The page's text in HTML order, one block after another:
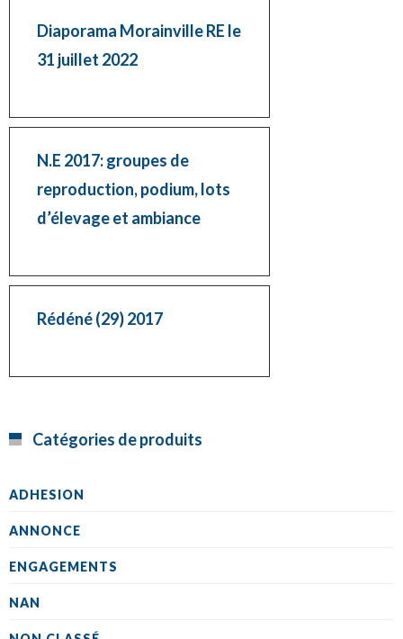
Diaporama Morainville RE le
31 juillet 2022
N.E 2017: groupes de
reproduction, podium, lots
d’élevage et ambiance
Rédéné (29) 2017
Catégories de produits
ADHESION
ANNONCE
ENGAGEMENTS
NAN